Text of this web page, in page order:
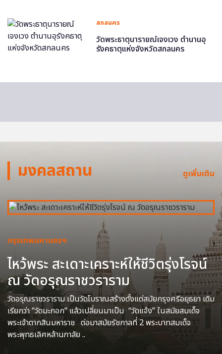
สกลนคร
วัดพระธาตุนารายณ์เจงเวง ตำนานอุ
รังคธาตุแห่งจังหวัดสกลนคร
มงคลสถาน ดูเพิ่มเติม
กรุงเทพมหานครฯ
ไหว้พระ สะเดาะเคราะห์ให้ชีวิตรุ่งโรจน์
ณ วัดอรุณราชวราราม
วัดอรุณราชวราราม เป็นวัดโบราณสร้างตั้งแต่สมัยกรุงศรีอยุธยา เดิม
เรียกว่า “วัดมะกอก” แล้วเปลี่ยนมาเป็น “วัดแจ้ง” ในสมัยสมเด็จ
พระเจ้าตากสินมหาราช ต่อมาสมัยรัชกาลที่ 2 พระบาทสมเด็จ
พระพุทธเลิศหล้านภาลัย ..